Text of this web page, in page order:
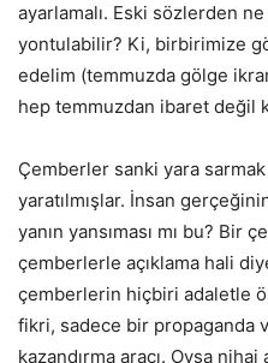
ayarlamalı. Eski sözlerden
yontulabilir? Ki, birbirimize
edelim (temmuzda gölge
hep temmuzdan ibaret değil
Çemberler sanki yara
yaratılmışlar. İnsan
yanın yansıması mı bu? Bir
çemberlerle açıklama hali
çemberlerin hiçbiri adaletle
fikri, sadece bir propaganda
kazandırma aracı. Oysa